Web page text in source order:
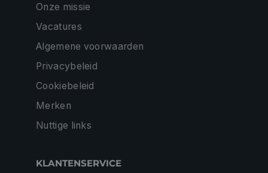
Onze missie
Vacatures
Algemene voorwaarden
Privacybeleid
Cookiebeleid
Merken
Nuttige links
KLANTENSERVICE